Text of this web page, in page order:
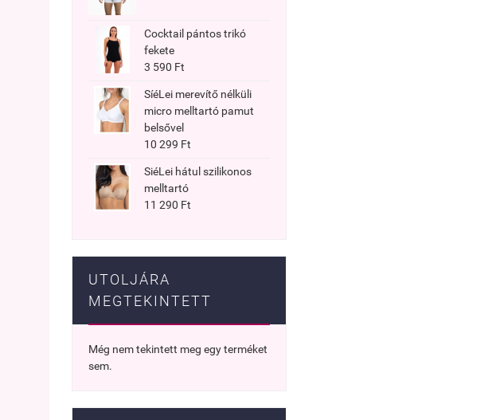
Cocktail pántos trikó
fekete
3 590 Ft
SíéLei merevítő nélküli
micro melltartó pamut
belsővel
10 299 Ft
SiéLei hátul szilikonos
melltartó
11 290 Ft
UTOLJÁRA
MEGTEKINTETT
Még nem tekintett meg egy terméket
sem.